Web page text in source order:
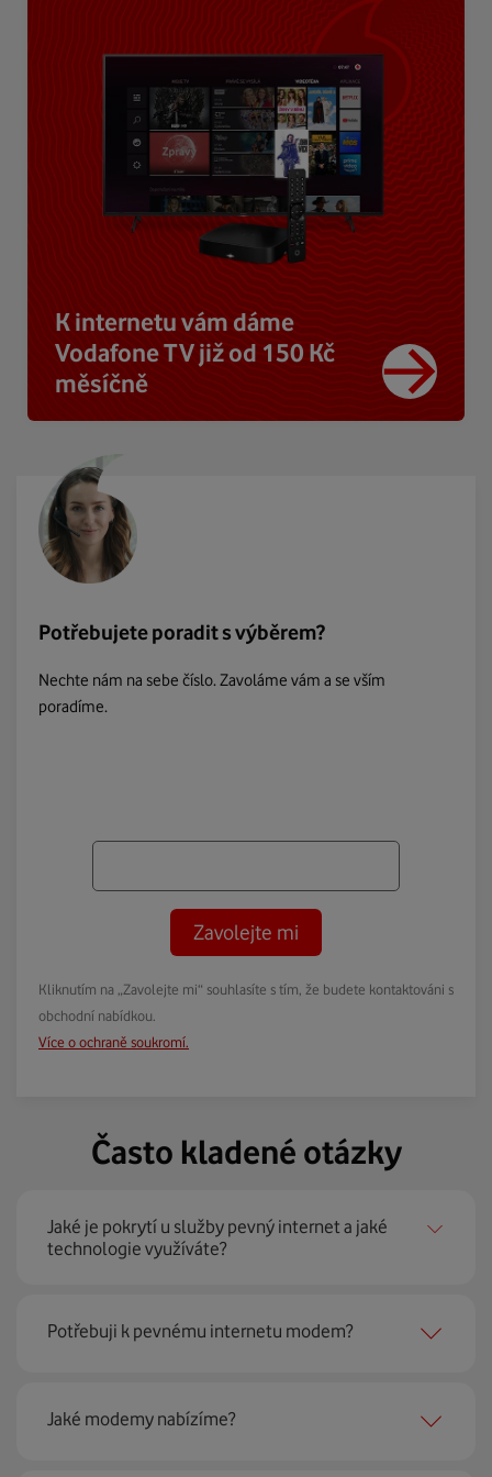
K internetu vám dáme
Vodafone TV již od 150 Kč
měsíčně
Potřebujete poradit s výběrem?
Nechte nám na sebe číslo. Zavoláme vám a se vším
poradíme.
Zavolejte mi
Kliknutím na „Zavolejte mi“ souhlasíte s tím, že budete kontaktováni s
obchodní nabídkou.
Více o ochraně soukromí.
Často kladené otázky
Jaké je pokrytí u služby pevný internet a jaké
technologie využíváte?
Pevný internet můžeme nabídnout
domácností
Potřebuji k pevnému internetu modem?
Ano, potřebujete. Rádi vám ho poskytneme na splátky. U
modemu od Vodafonu navíc garantujeme plnou
Jaké modemy nabízíme?